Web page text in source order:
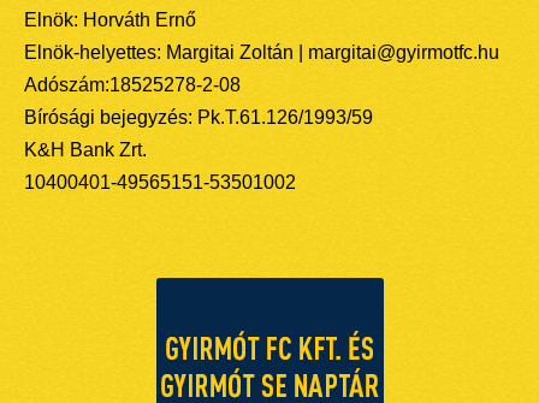
Elnök: Horváth Ernő
Elnök-helyettes: Margitai Zoltán | margitai@gyirmotfc.hu
Adószám:18525278-2-08
Bírósági bejegyzés: Pk.T.61.126/1993/59
K&H Bank Zrt.
10400401-49565151-53501002